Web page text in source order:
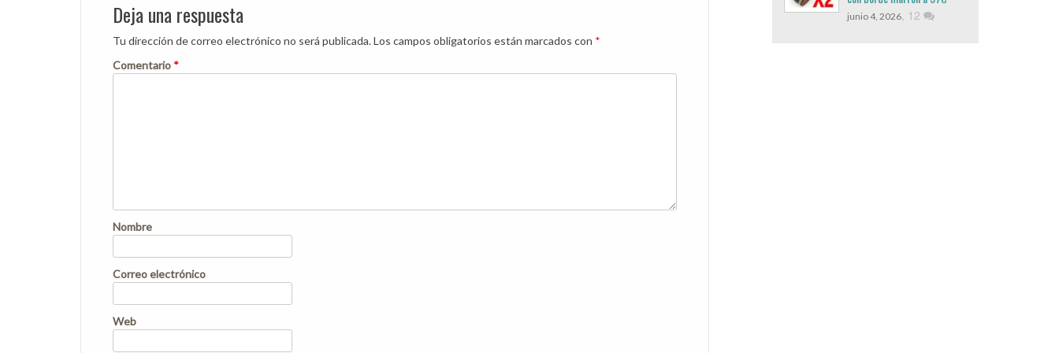
Deja una respuesta
Tu dirección de correo electrónico no será publicada.Los campos obligatorios están marcados con *
Comentario *
Nombre
Correo electrónico
Web
junio 4, 2026, 12